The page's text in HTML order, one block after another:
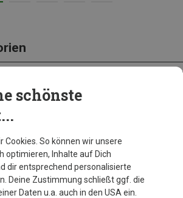
BEKLEIDUNG
schönste
Cookies. So können wir unsere
optimieren, Inhalte auf Dich
dir entsprechend personalisierte
Deine Zustimmung schließt ggf. die
Daten u.a. auch in den USA ein.